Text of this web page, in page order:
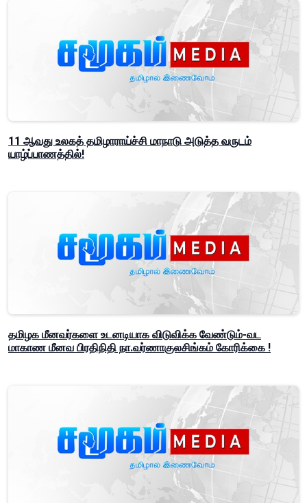
11 ஆவது உலகத் தமிழாராய்ச்சி மாநாடு அடுத்த வருடம்
யாழ்ப்பாணத்தில்!
தமிழக மீனவர்களை உடனடியாக விடுவிக்க வேண்டும்-வட
மாகாண மீனவ பிரதிநிதி நா.வர்ணாகுலசிங்கம் கோரிக்கை !